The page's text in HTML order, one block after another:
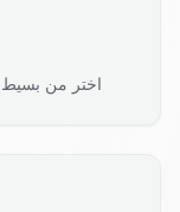
اختر من